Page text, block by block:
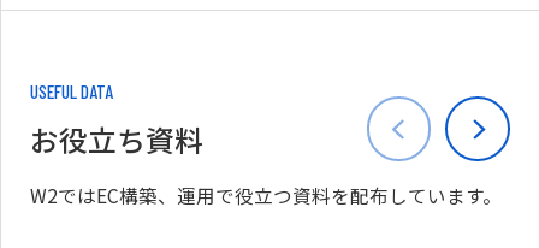
USEFUL DATA
お役立ち資料
W2ではEC構築、運用で役立つ資料を配布しています。